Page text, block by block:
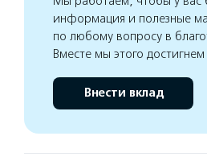
информация и полезные
по любому вопросу в
Вместе мы этого достигнем
Внести вклад